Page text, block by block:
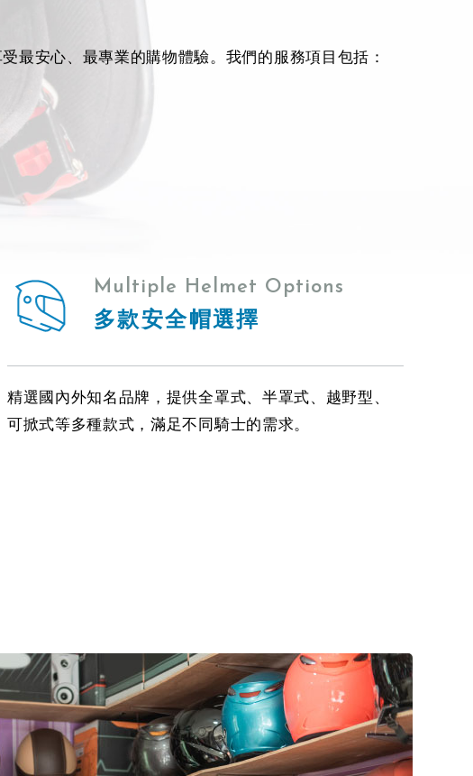
最安心、最專業的購物體驗。我們的服務項目包括：
Multiple Helmet Options
多款安全帽選擇
精選國內外知名品牌，提供全罩式、半罩式、越野型、
可掀式等多種款式，滿足不同騎士的需求。